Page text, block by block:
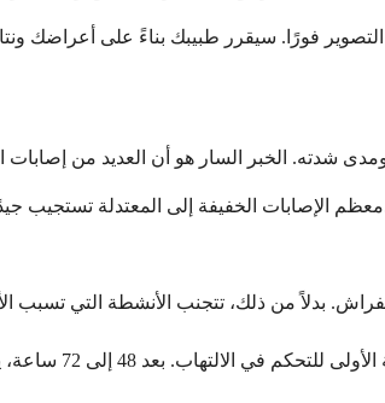
بدلاً من ذلك، تتجنب الأنشطة التي تسبب
استمر في